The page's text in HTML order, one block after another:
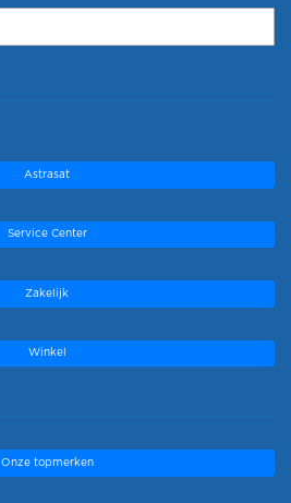
Astrasat
Service Center
Zakelijk
Winkel
Onze topmerken